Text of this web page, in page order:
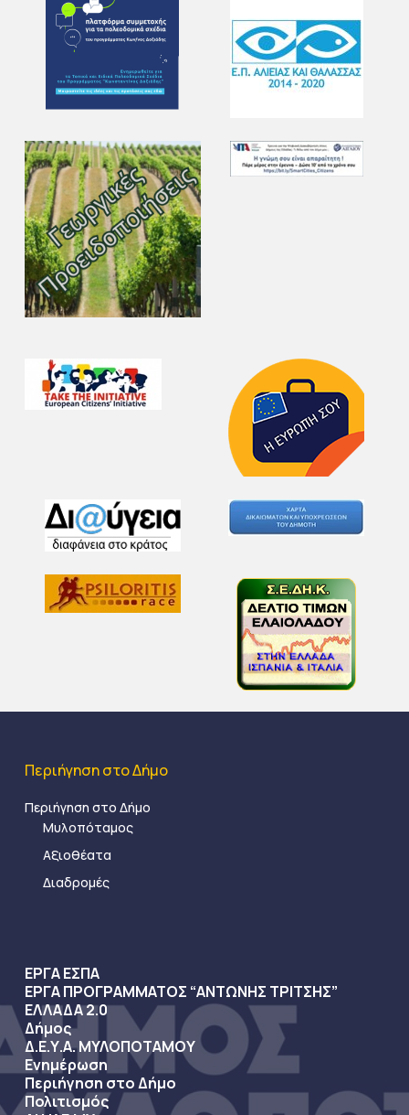
Περιήγηση στο Δήμο
Περιήγηση στο Δήμο
Μυλοπόταμος
Αξιοθέατα
Διαδρομές
ΕΡΓΑ ΕΣΠΑ
ΕΡΓΑ ΠΡΟΓΡΑΜΜΑΤΟΣ “ΑΝΤΩΝΗΣ ΤΡΙΤΣΗΣ”
ΕΛΛΑΔΑ 2.0
Δήμος
Δ.Ε.Υ.Α. ΜΥΛΟΠΟΤΑΜΟΥ
Ενημέρωση
Περιήγηση στο Δήμο
Πολιτισμός